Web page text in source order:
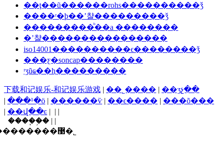
��ţ��ũ������rohs��֤��������ǯ
����ʳ�þ��ʼ챨���������ǯ
���������ᷨ��a ��֤������
�ʼ챨����������������
iso14001����������ϵ��������ǯ
���ƹ�soncap��������
ʳʒũҩ��ⱨ���������
下载和记娱乐-和记娱乐游戏 | ��˾���� | ��ʒչ��
| ���¹�ӧ | ������ѷ| ��ϵ���� | ���õ���
| ��վ��ͼ | | |
����֧�֣� | |
������ī�ῠ��ʒ�����֤�����������޹�˾